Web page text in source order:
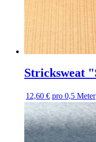
Stricksweat
12,60 € pro 0,5 Meter